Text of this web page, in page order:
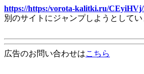
https://https:/vorota-kalitki.ru/
別のサイトにジャンプしようとして
広告のお問い合わせはこちら